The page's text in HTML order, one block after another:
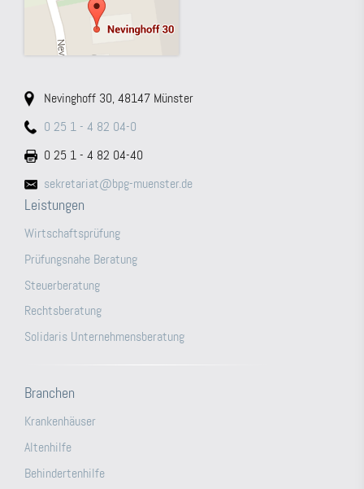
Nevinghoff 30, 48147 Münster
0 25 1 - 4 82 04-0
0 25 1 - 4 82 04-40
sekretariat@bpg-muenster.de
Leistungen
Wirtschaftsprüfung
Prüfungsnahe Beratung
Steuerberatung
Rechtsberatung
Solidaris Unternehmensberatung
Branchen
Krankenhäuser
Altenhilfe
Behindertenhilfe